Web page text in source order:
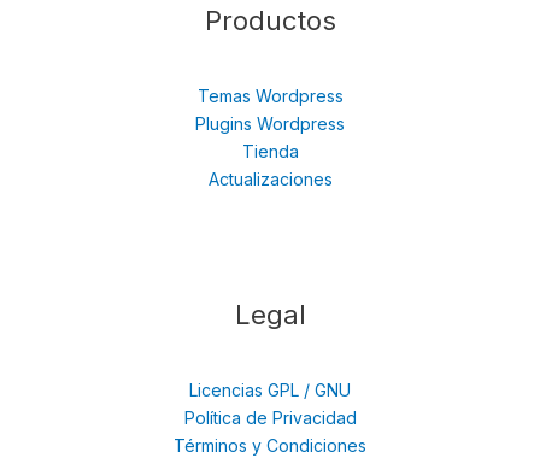
Productos
Temas Wordpress
Plugins Wordpress
Tienda
Actualizaciones
Legal
Licencias GPL / GNU
Política de Privacidad
Términos y Condiciones